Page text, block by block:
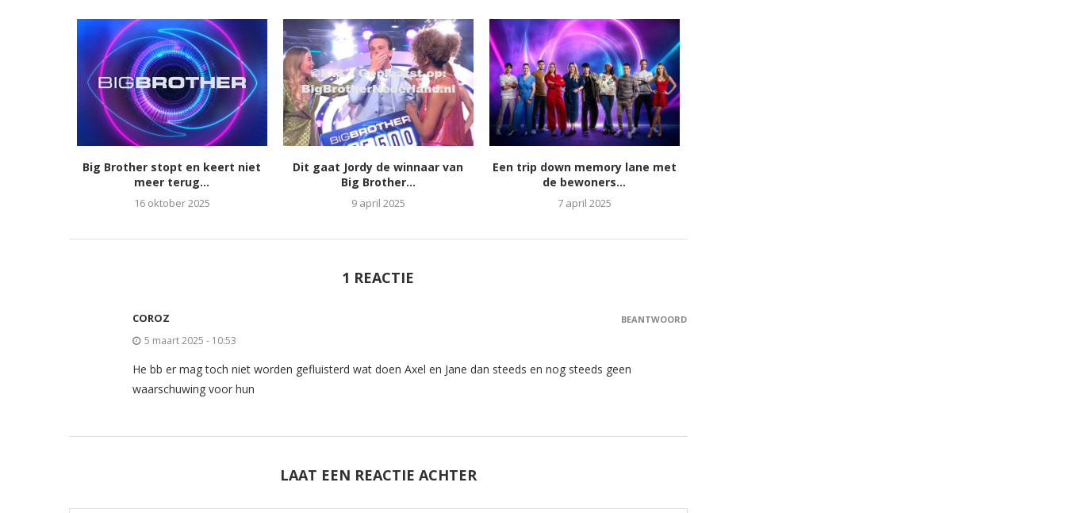
Big Brother stopt en keert niet
meer terug...
16 oktober 2025
Dit gaat Jordy de winnaar van
Big Brother...
9 april 2025
Een trip down memory lane met
de bewoners...
7 april 2025
1 REACTIE
COROZ
5 maart 2025 - 10:53
He bb er mag toch niet worden gefluisterd wat doen Axel en Jane dan steeds en nog steeds geen
waarschuwing voor hun
BEANTWOORD
LAAT EEN REACTIE ACHTER